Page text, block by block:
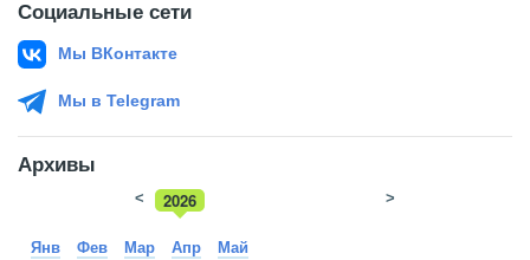
Социальные сети
Мы ВКонтакте
Мы в Telegram
Архивы
2026
2025
< >
Янв Фев Мар Апр
Май